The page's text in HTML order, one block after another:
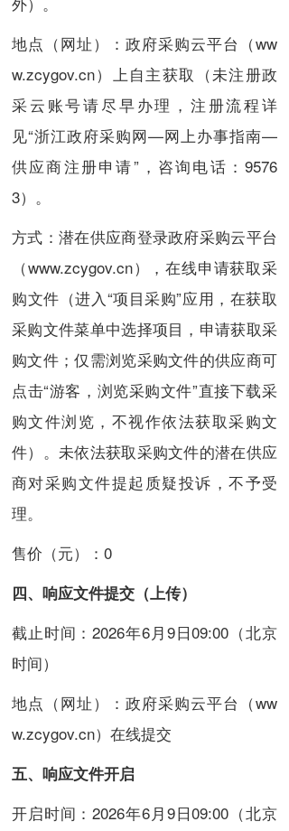
地点（网址）：政府采购云平台（ww
w.zcygov.cn）上自主获取（未注册政
采云账号请尽早办理，注册流程详
见“浙江政府采购网—网上办事指南—
供应商注册申请”，咨询电话：9576
3）。
方式：潜在供应商登录政府采购云平台
（www.zcygov.cn），在线申请获取采
购文件（进入“项目采购”应用，在获取
采购文件菜单中选择项目，申请获取采
购文件；仅需浏览采购文件的供应商可
点击“游客，浏览采购文件”直接下载采
购文件浏览，不视作依法获取采购文
件）。未依法获取采购文件的潜在供应
商对采购文件提起质疑投诉，不予受
理。
售价（元）：0
四、 响应文件提交（上传）
截止时间：2026年6月9日09:00（北京
时间）
地点（网址）：政府采购云平台（ww
w.zcygov.cn）在线提交
五、 响应文件开启
开启时间：2026年6月9日09:00（北京